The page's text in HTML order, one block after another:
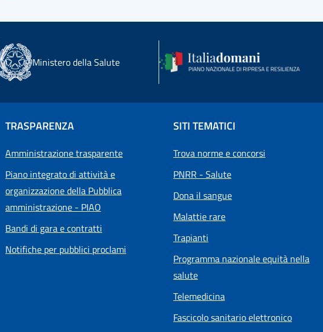
Ministero della Salute
TRASPARENZA
Amministrazione trasparente
Piano integrato di attività e
organizzazione della Pubblica
amministrazione - PIAO
Bandi di gara e contratti
Notifiche per pubblici proclami
SITI TEMATICI
Trova norme e concorsi
PNRR - Salute
Dona il sangue
Malattie rare
Trapianti
Programma nazionale equità nella
salute
Telemedicina
Fascicolo sanitario elettronico